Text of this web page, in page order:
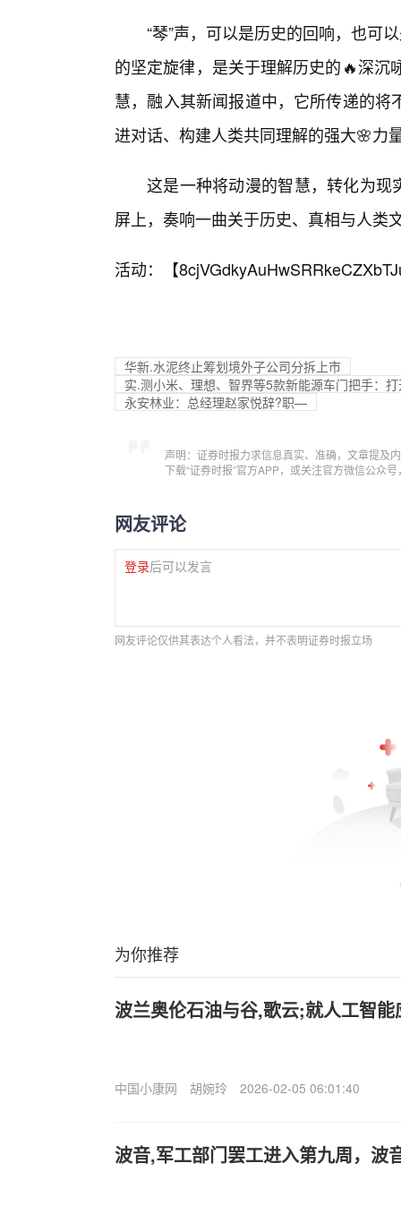
“琴”声，可以是历史的回响，也可
的坚定旋律，是关于理解历史的🔥深
慧，融入其新闻报道中，它所传递的
进对话、构建人类共同理解的强大🌸力
这是一种将动漫的智慧，转化为现
屏上，奏响一曲关于历史、真相与人类
活动：【
华新.水泥终止筹划境外子公司分拆上市
实.测小米、理想、智界等5款新能源车门把手：
永安林业：总经理赵家悦辞?职—
声明：证券时报力求信息真实、准确，文章提及
下载“证券时报”官方APP，或关注官方微信公众
网友评论
登录后可以发言
网友评论仅供其表达个人看法，并不表明证券时报立场
为你推荐
波兰奥伦石油与谷,歌云;就人工智
中国小康网 胡婉玲 2026-02-05 06:01:40
波音,军工部门罢工进入第九周，波